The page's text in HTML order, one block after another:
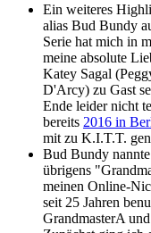
Ein weiteres
alias Bud Bundy
Serie hat mich in
meine absolute
Katey Sagal
D'Arcy) zu Gast
Ende leider nicht
bereits 2016 in
mit zu K.I.T.T.
Bud Bundy
übrigens
meinen Online-
seit 25 Jahren
GrandmasterA